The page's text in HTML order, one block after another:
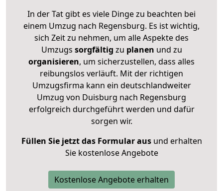
In der Tat gibt es viele Dinge zu beachten bei
einem Umzug nach Regensburg. Es ist wichtig,
sich Zeit zu nehmen, um alle Aspekte des
Umzugs sorgfältig zu planen und zu
organisieren, um sicherzustellen, dass alles
reibungslos verläuft. Mit der richtigen
Umzugsfirma kann ein deutschlandweiter
Umzug von Duisburg nach Regensburg
erfolgreich durchgeführt werden und dafür
sorgen wir.
Füllen Sie jetzt das Formular ausund erhalten
Sie kostenlose Angebote
Kostenlose Angebote erhalten